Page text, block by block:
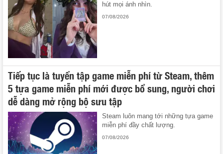
hút mọi ánh nhìn.
07/08/2026
Tiếp tục là tuyển tập game miễn phí từ Steam, thêm
5 tựa game miễn phí mới được bổ sung, người chơi
dễ dàng mở rộng bộ sưu tập
Steam luôn mang tới những tựa game
miễn phí đầy chất lượng.
07/08/2026